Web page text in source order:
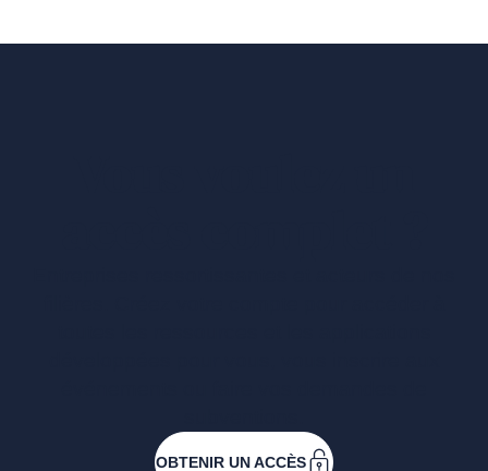
OBTENIR UN ACCÈS